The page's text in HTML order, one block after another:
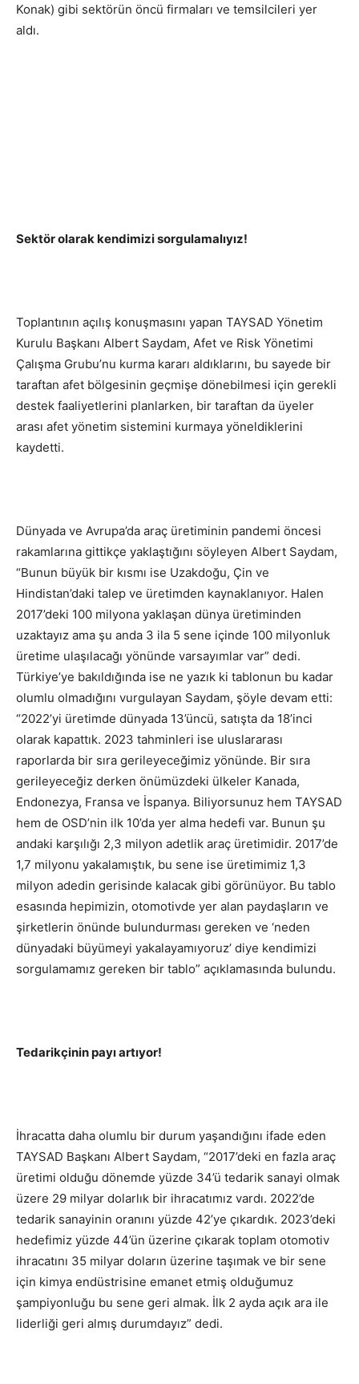
Konak) gibi sektörün öncü firmaları ve temsilcileri yer
aldı.
Sektör olarak kendimizi sorgulamalıyız!
Toplantının açılış konuşmasını yapan TAYSAD Yönetim
Kurulu Başkanı Albert Saydam, Afet ve Risk Yönetimi
Çalışma Grubu’nu kurma kararı aldıklarını, bu sayede bir
taraftan afet bölgesinin geçmişe dönebilmesi için gerekli
destek faaliyetlerini planlarken, bir taraftan da üyeler
arası afet yönetim sistemini kurmaya yöneldiklerini
kaydetti.
Dünyada ve Avrupa’da araç üretiminin pandemi öncesi
rakamlarına gittikçe yaklaştığını söyleyen Albert Saydam,
“Bunun büyük bir kısmı ise Uzakdoğu, Çin ve
Hindistan’daki talep ve üretimden kaynaklanıyor. Halen
2017’deki 100 milyona yaklaşan dünya üretiminden
uzaktayız ama şu anda 3 ila 5 sene içinde 100 milyonluk
üretime ulaşılacağı yönünde varsayımlar var” dedi.
Türkiye’ye bakıldığında ise ne yazık ki tablonun bu kadar
olumlu olmadığını vurgulayan Saydam, şöyle devam etti:
“2022’yi üretimde dünyada 13’üncü, satışta da 18’inci
olarak kapattık. 2023 tahminleri ise uluslararası
raporlarda bir sıra gerileyeceğimiz yönünde. Bir sıra
gerileyeceğiz derken önümüzdeki ülkeler Kanada,
Endonezya, Fransa ve İspanya. Biliyorsunuz hem TAYSAD
hem de OSD’nin ilk 10’da yer alma hedefi var. Bunun şu
andaki karşılığı 2,3 milyon adetlik araç üretimidir. 2017’de
1,7 milyonu yakalamıştık, bu sene ise üretimimiz 1,3
milyon adedin gerisinde kalacak gibi görünüyor. Bu tablo
esasında hepimizin, otomotivde yer alan paydaşların ve
şirketlerin önünde bulundurması gereken ve ‘neden
dünyadaki büyümeyi yakalayamıyoruz’ diye kendimizi
sorgulamamız gereken bir tablo” açıklamasında bulundu.
Tedarikçinin payı artıyor!
İhracatta daha olumlu bir durum yaşandığını ifade eden
TAYSAD Başkanı Albert Saydam, “2017’deki en fazla araç
üretimi olduğu dönemde yüzde 34’ü tedarik sanayi olmak
üzere 29 milyar dolarlık bir ihracatımız vardı. 2022’de
tedarik sanayinin oranını yüzde 42’ye çıkardık. 2023’deki
hedefimiz yüzde 44’ün üzerine çıkarak toplam otomotiv
ihracatını 35 milyar doların üzerine taşımak ve bir sene
için kimya endüstrisine emanet etmiş olduğumuz
şampiyonluğu bu sene geri almak. İlk 2 ayda açık ara ile
liderliği geri almış durumdayız” dedi.